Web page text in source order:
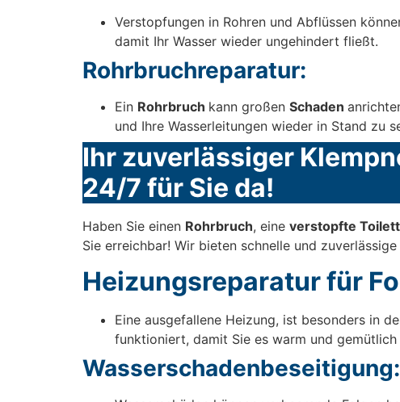
Verstopfungen in Rohren und Abflüssen
damit Ihr Wasser wieder ungehindert fließt.
Rohrbruchreparatur:
Ein Rohrbruch kann großen Schaden
und Ihre Wasserleitungen wieder in Stand zu
Ihr zuverlässiger
24/7 für Sie da!
Haben Sie einen Rohrbruch, eine verstopfte
Sie erreichbar! Wir bieten schnelle und zuverlässige
Heizungsreparatur für
Eine ausgefallene Heizung, ist besonders in
funktioniert, damit Sie es warm und gemütlich
Wasserschadenbeseitigung: